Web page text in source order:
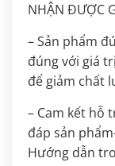
NHẬN ĐƯỢC
– Sản phẩm
đúng với giá
để giảm chất
– Cam kết hỗ
đáp sản
Hướng dẫn